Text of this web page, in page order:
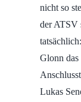
nicht so
der ATSV
Glonn
Lukas